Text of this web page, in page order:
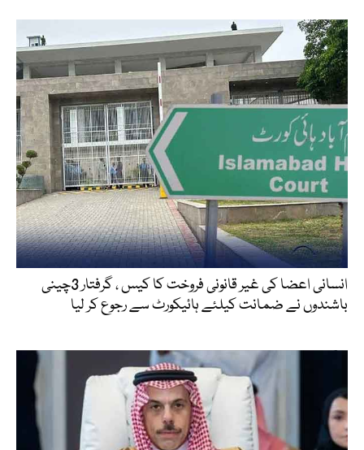
انسانی اعضا کی غیر قانونی فروخت کا کیس ، گرفتار 3چینی
باشندوں نے ضمانت کیلئے ہائیکورٹ سے رجوع کر لیا